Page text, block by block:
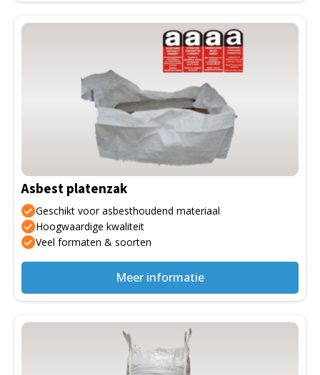
Asbest platenzak
Geschikt voor asbesthoudend materiaal
Hoogwaardige kwaliteit
Veel formaten & soorten
Meer informatie
Dit